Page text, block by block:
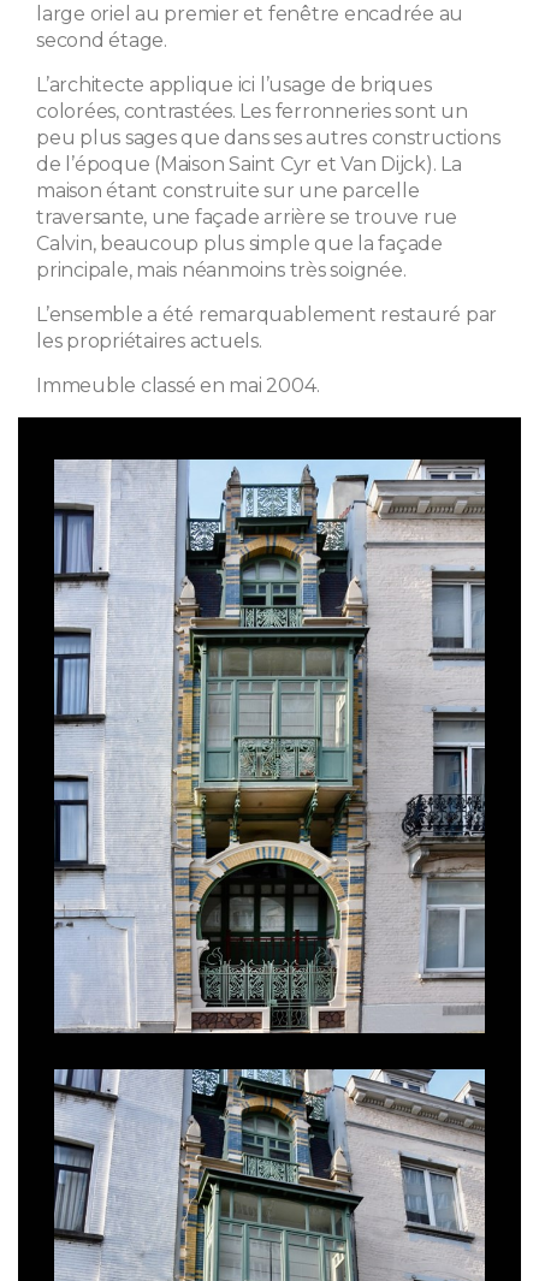
large oriel au premier et fenêtre encadrée au
second étage.
L’architecte applique ici l’usage de briques
colorées, contrastées. Les ferronneries sont un
peu plus sages que dans ses autres constructions
de l’époque (Maison Saint Cyr et Van Dijck). La
maison étant construite sur une parcelle
traversante, une façade arrière se trouve rue
Calvin, beaucoup plus simple que la façade
principale, mais néanmoins très soignée.
L’ensemble a été remarquablement restauré par
les propriétaires actuels.
Immeuble classé en mai 2004.